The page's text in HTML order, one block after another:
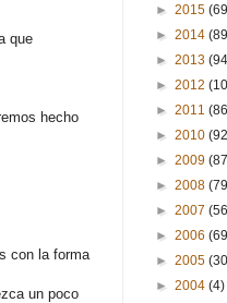
que
hecho
con la forma
un poco
► 2015
► 2014
► 2013
► 2012
► 2011
► 2010
► 2009
► 2008
► 2007
► 2006
► 2005
► 2004 (4)